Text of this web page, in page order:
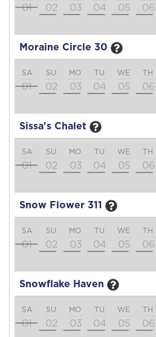
01 02 03 04 05 06
Moraine Circle 30
SA
01
SU
02
MO
03
TU
04
WE
05
TH
06
Sissa's Chalet
SA
01
SU
02
MO
03
TU
04
WE
05
TH
06
Snow Flower 311
SA
01
SU
02
MO
03
TU
04
WE
05
TH
06
Snowflake Haven
SA
01
SU
02
MO
03
TU
04
WE
05
TH
06